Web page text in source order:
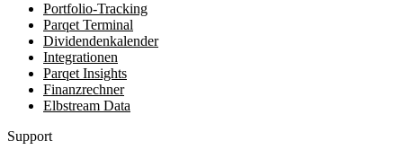
Portfolio-Tracking
Parqet Terminal
Dividendenkalender
Integrationen
Parqet Insights
Finanzrechner
Elbstream Data
Support